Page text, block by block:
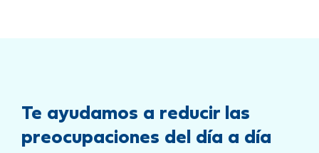
Te ayudamos a reducir las
preocupaciones del día a día